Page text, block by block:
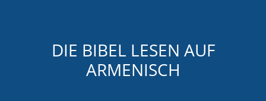
DIE BIBEL LESEN AUF
ARMENISCH